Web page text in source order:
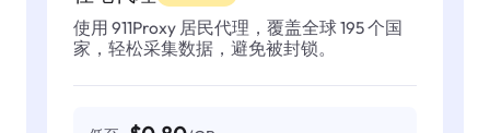
使用 911Proxy 居民代理，覆盖全球 195 个国
家，轻松采集数据，避免被封锁。